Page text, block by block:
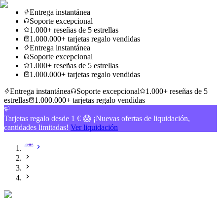
Entrega instantánea
Soporte excepcional
1.000+ reseñas de 5 estrellas
1.000.000+ tarjetas regalo vendidas
Entrega instantánea
Soporte excepcional
1.000+ reseñas de 5 estrellas
1.000.000+ tarjetas regalo vendidas
Entrega instantánea
Soporte excepcional
1.000+ reseñas de 5
estrellas
1.000.000+ tarjetas regalo vendidas
Tarjetas regalo desde 1 € 😱 ¡Nuevas ofertas de liquidación,
cantidades limitadas! Ver liquidación